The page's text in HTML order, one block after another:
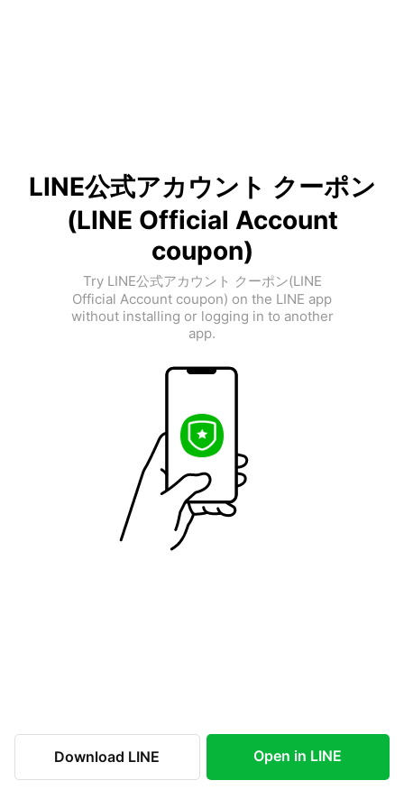
LINE公式アカウント クーポン
(LINE Official Account
coupon)
Try LINE公式アカウント クーポン(LINE
Official Account coupon) on the LINE app
without installing or logging in to another
app.
Download LINE Open in LINE